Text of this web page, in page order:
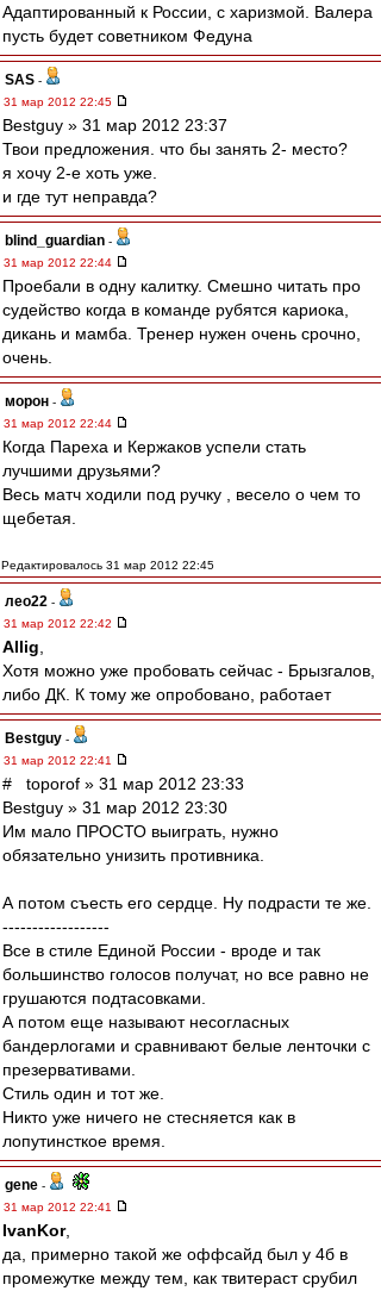
Адаптированный к России, с харизмой. Валера
пусть будет советником Федуна
SAS -
31 мар 2012 22:45
Bestguy » 31 мар 2012 23:37
Твои предложения. что бы занять 2- место?
я хочу 2-е хоть уже.
и где тут неправда?
blind_guardian -
31 мар 2012 22:44
Проебали в одну калитку. Смешно читать про
судейство когда в команде рубятся кариока,
дикань и мамба. Тренер нужен очень срочно,
очень.
морон -
31 мар 2012 22:44
Когда Пареха и Кержаков успели стать
лучшими друзьями?
Весь матч ходили под ручку , весело о чем то
щебетая.
Редактировалось 31 мар 2012 22:45
лео22 -
31 мар 2012 22:42
Allig
Хотя можно уже пробовать сейчас - Брызгалов,
либо ДК. К тому же опробовано, работает
Bestguy -
31 мар 2012 22:41
# toporof » 31 мар 2012 23:33
Bestguy » 31 мар 2012 23:30
Им мало ПРОСТО выиграть, нужно
обязательно унизить противника.
А потом съесть его сердце. Ну подрасти те же.
------------------
Все в стиле Единой России - вроде и так
большинство голосов получат, но все равно не
грушаются подтасовками.
А потом еще называют несогласных
бандерлогами и сравнивают белые ленточки с
презервативами.
Стиль один и тот же.
Никто уже ничего не стесняется как в
лопутинсткое время.
gene -
31 мар 2012 22:41
IvanKor,
да, примерно такой же оффсайд был у 4б в
промежутке между тем, как твитераст срубил